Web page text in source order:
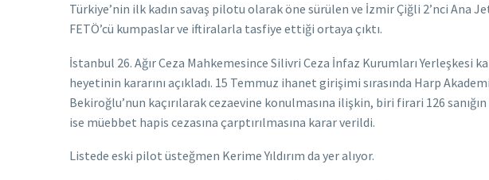
Türkiye’nin ilk kadın savaş pilotu olarak öne sürülen ve İzmir Çiğli 2’nci Ana
FETÖ’cü kumpaslar ve iftiralarla tasfiye ettiği ortaya çıktı.
İstanbul 26. Ağır Ceza Mahkemesince Silivri Ceza İnfaz Kurumları Yerleşkesi
heyetinin kararını açıkladı. 15 Temmuz ihanet girişimi sırasında Harp
Bekiroğlu’nun kaçırılarak cezaevine konulmasına ilişkin, biri firari 126 sanığın
ise müebbet hapis cezasına çarptırılmasına karar verildi.
Listede eski pilot üsteğmen Kerime Yıldırım da yer alıyor.